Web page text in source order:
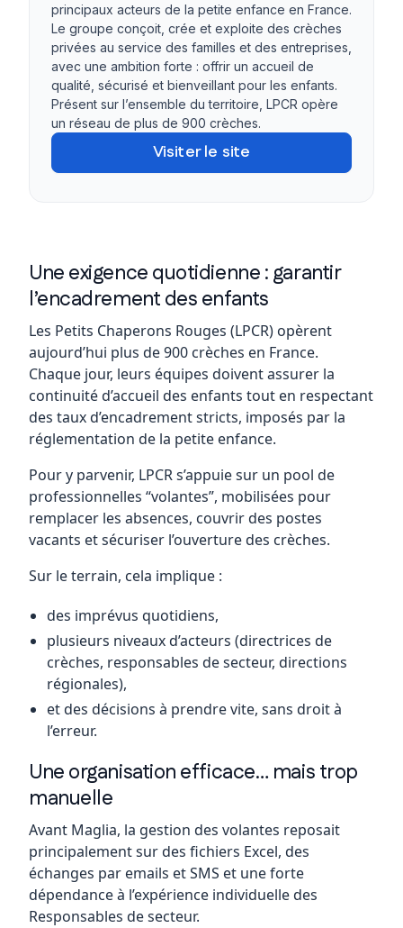
principaux acteurs de la petite enfance en France.
Le groupe conçoit, crée et exploite des crèches
privées au service des familles et des entreprises,
avec une ambition forte : offrir un accueil de
qualité, sécurisé et bienveillant pour les enfants.
Présent sur l’ensemble du territoire, LPCR opère
un réseau de plus de 900 crèches.
Visiter le site
Une exigence quotidienne : garantir
l’encadrement des enfants
Les Petits Chaperons Rouges (LPCR) opèrent
aujourd’hui plus de 900 crèches en France.
Chaque jour, leurs équipes doivent assurer la
continuité d’accueil des enfants tout en respectant
des taux d’encadrement stricts, imposés par la
réglementation de la petite enfance.
Pour y parvenir, LPCR s’appuie sur un pool de
professionnelles “volantes”, mobilisées pour
remplacer les absences, couvrir des postes
vacants et sécuriser l’ouverture des crèches.
Sur le terrain, cela implique :
des imprévus quotidiens,
plusieurs niveaux d’acteurs (directrices de
crèches, responsables de secteur, directions
régionales),
et des décisions à prendre vite, sans droit à
l’erreur.
Une organisation efficace… mais trop
manuelle
Avant Maglia, la gestion des volantes reposait
principalement sur des fichiers Excel, des
échanges par emails et SMS et une forte
dépendance à l’expérience individuelle des
Responsables de secteur.